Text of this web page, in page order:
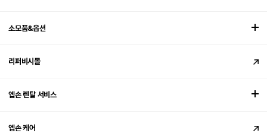
소모품&옵션
리퍼비시몰
엡손 렌탈 서비스
엡손 케어